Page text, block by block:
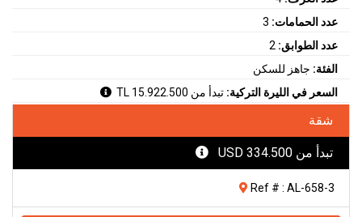
عدد الحمامات: 3
عدد الطوابق: 2
الفئة: جاهز للسكن
السعر في الليرة التركية: تبدأ من 15.922.500 TL
شقة
تبدأ من 334.500 USD
Ref # : AL-658-3